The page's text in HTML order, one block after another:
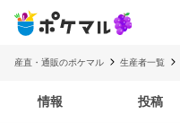
産直・通販のポケマル 生産者一覧
情報 投稿